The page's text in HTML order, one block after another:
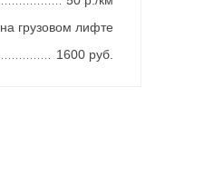
грузовом лифте
1600 руб.